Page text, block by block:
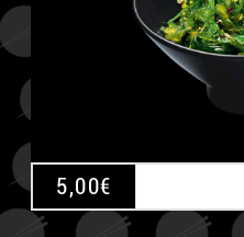
5,00€